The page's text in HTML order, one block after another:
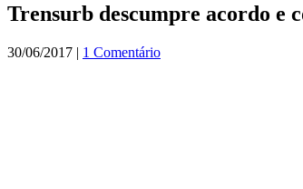
Trensurb descumpre acordo e
30/06/2017 | 1 Comentário